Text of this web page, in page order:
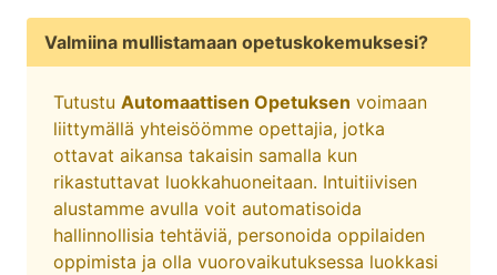
Valmiina mullistamaan opetuskokemuksesi?
Tutustu Automaattisen Opetuksen voimaan
liittymällä yhteisöömme opettajia, jotka
ottavat aikansa takaisin samalla kun
rikastuttavat luokkahuoneitaan. Intuitiivisen
alustamme avulla voit automatisoida
hallinnollisia tehtäviä, personoida oppilaiden
oppimista ja olla vuorovaikutuksessa luokkasi